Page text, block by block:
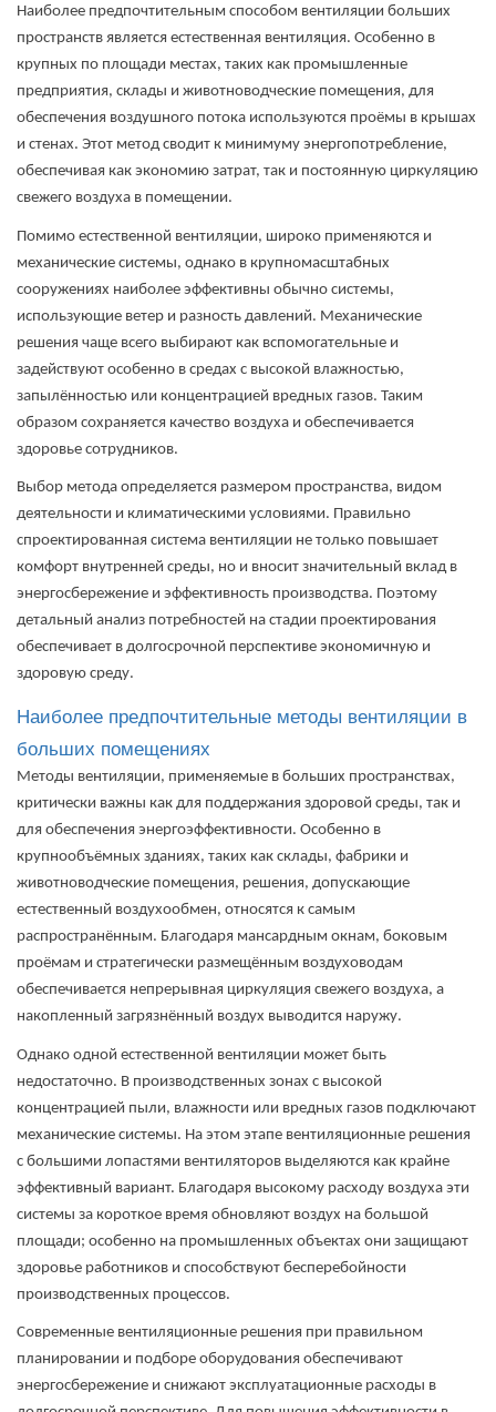
Наиболее предпочтительным способом вентиляции больших
пространств является естественная вентиляция. Особенно в
крупных по площади местах, таких как промышленные
предприятия, склады и животноводческие помещения, для
обеспечения воздушного потока используются проёмы в крышах
и стенах. Этот метод сводит к минимуму энергопотребление,
обеспечивая как экономию затрат, так и постоянную циркуляцию
свежего воздуха в помещении.
Помимо естественной вентиляции, широко применяются и
механические системы, однако в крупномасштабных
сооружениях наиболее эффективны обычно системы,
использующие ветер и разность давлений. Механические
решения чаще всего выбирают как вспомогательные и
задействуют особенно в средах с высокой влажностью,
запылённостью или концентрацией вредных газов. Таким
образом сохраняется качество воздуха и обеспечивается
здоровье сотрудников.
Выбор метода определяется размером пространства, видом
деятельности и климатическими условиями. Правильно
спроектированная система вентиляции не только повышает
комфорт внутренней среды, но и вносит значительный вклад в
энергосбережение и эффективность производства. Поэтому
детальный анализ потребностей на стадии проектирования
обеспечивает в долгосрочной перспективе экономичную и
здоровую среду.
Наиболее предпочтительные методы вентиляции в
больших помещениях
Методы вентиляции, применяемые в больших пространствах,
критически важны как для поддержания здоровой среды, так и
для обеспечения энергоэффективности. Особенно в
крупнообъёмных зданиях, таких как склады, фабрики и
животноводческие помещения, решения, допускающие
естественный воздухообмен, относятся к самым
распространённым. Благодаря мансардным окнам, боковым
проёмам и стратегически размещённым воздуховодам
обеспечивается непрерывная циркуляция свежего воздуха, а
накопленный загрязнённый воздух выводится наружу.
Однако одной естественной вентиляции может быть
недостаточно. В производственных зонах с высокой
концентрацией пыли, влажности или вредных газов подключают
механические системы. На этом этапе вентиляционные решения
с большими лопастями вентиляторов выделяются как крайне
эффективный вариант. Благодаря высокому расходу воздуха эти
системы за короткое время обновляют воздух на большой
площади; особенно на промышленных объектах они защищают
здоровье работников и способствуют бесперебойности
производственных процессов.
Современные вентиляционные решения при правильном
планировании и подборе оборудования обеспечивают
энергосбережение и снижают эксплуатационные расходы в